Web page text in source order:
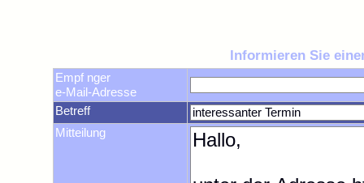
Informieren Sie
Empf nger
e-Mail-Adresse
Betreff
Mitteilung